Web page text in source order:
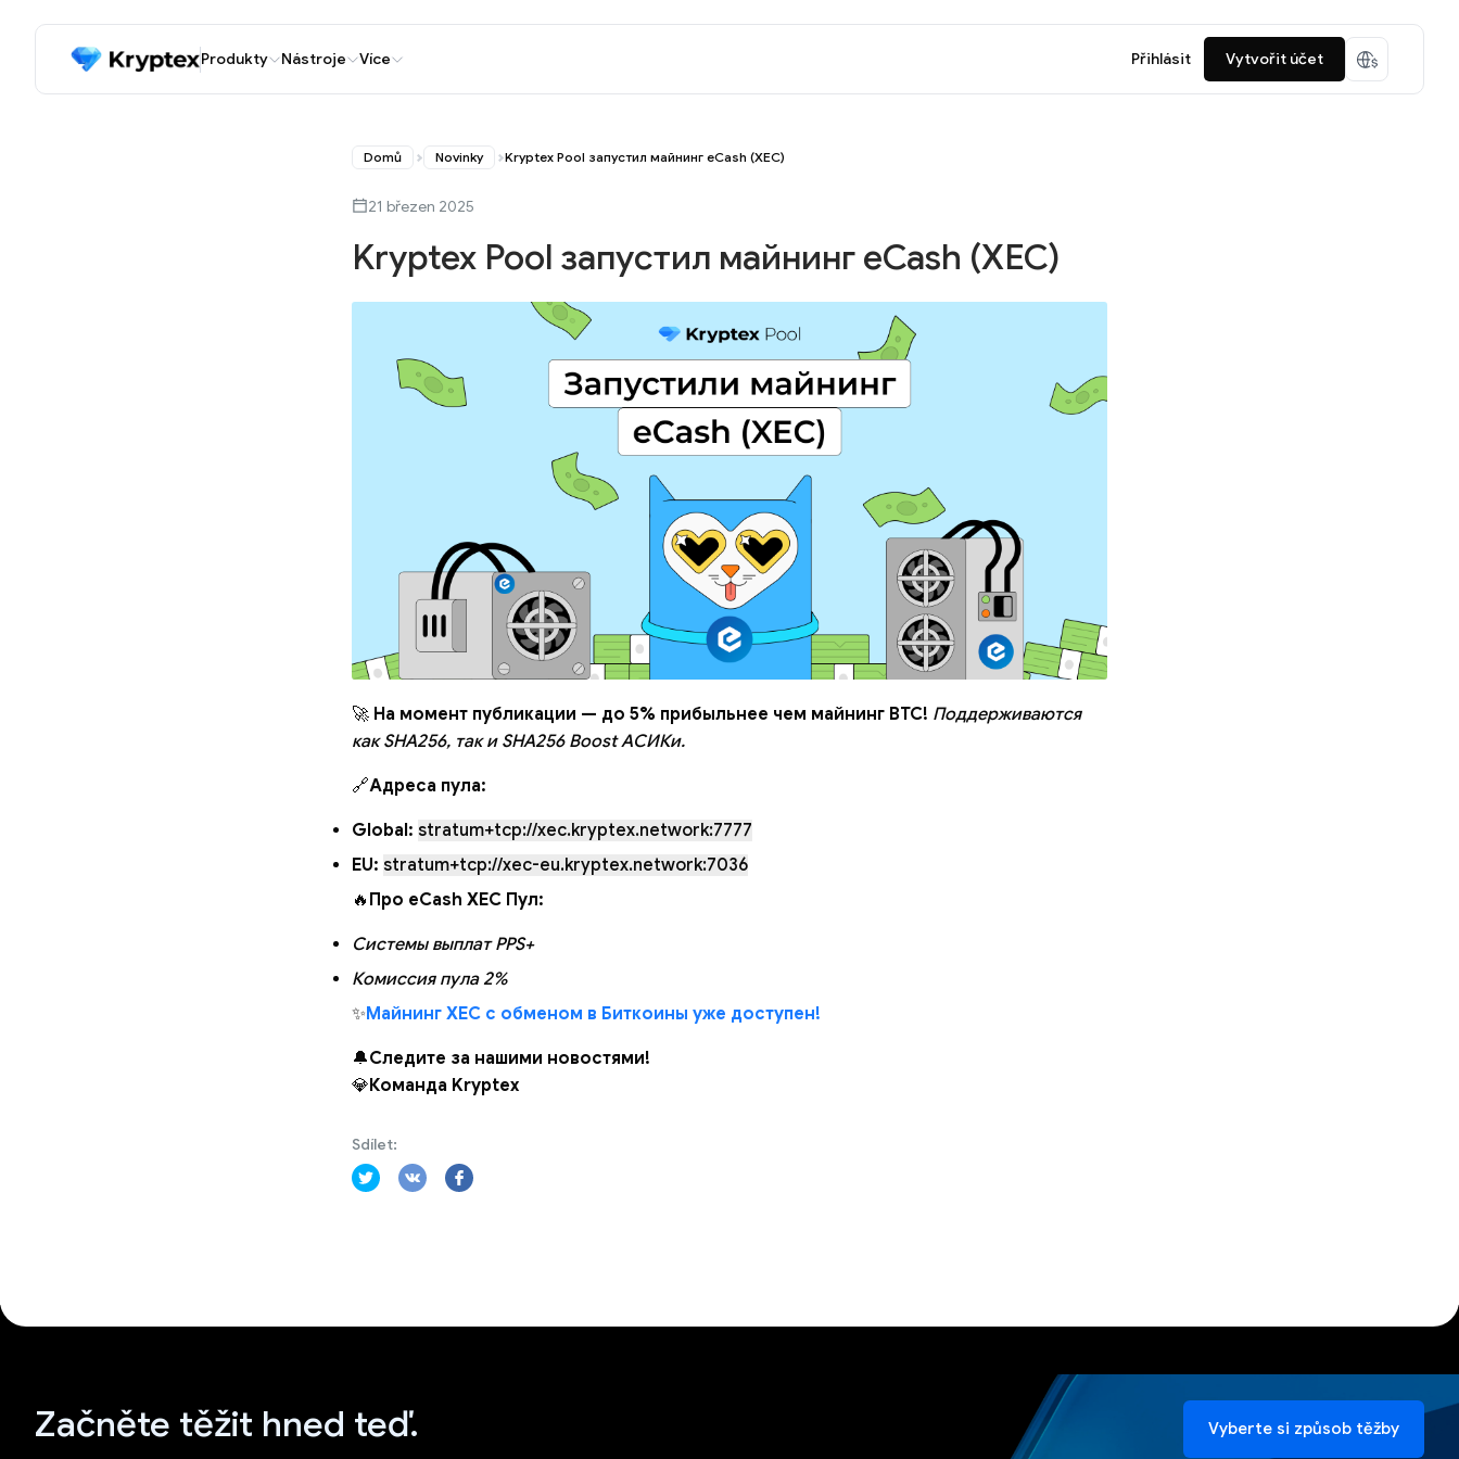
Produkty Nástroje Více Přihlásit Vytvořit účet
Domů Novinky Kryptex Pool запустил майнинг eCash (XEC)
21 březen 2025
Kryptex Pool запустил майнинг eCash (XEC)
🚀 На момент публикации — до 5% прибыльнее чем майнинг BTC! Поддерживаются
как SHA256, так и SHA256 Boost АСИКи.
🔗Адреса пула:
Global: stratum+tcp://xec.kryptex.network:7777
EU: stratum+tcp://xec-eu.kryptex.network:7036
🔥 Про eCash XEC Пул:
Системы выплат PPS+
Комиссия пула 2%
✨Майнинг XEC с обменом в Биткоины уже доступен!
🔔Следите за нашими новостями!
💎Команда Kryptex
Sdílet:
Začněte těžit hned teď. Vyberte si způsob těžby